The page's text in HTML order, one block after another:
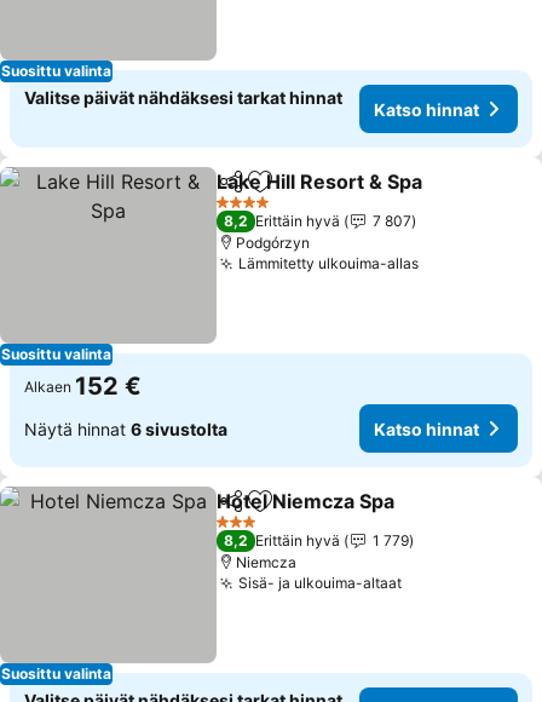
Suosittu valinta
Valitse päivät nähdäksesi tarkat hinnat
Katso hinnat
Suosittu valinta
Jaa Lisää suosikkeihin
Lake Hill Resort & Spa
4 Tähtiluokitus
8,2 Erittäin hyvä
7 807
Podgórzyn
Lämmitetty ulkouima-allasKatso hinnat
Alkaen 152 €
Näytä hinnat 6 sivustolta Katso hinnat
Suosittu valinta
Jaa Lisää suosikkeihin
Hotel Niemcza Spa
3 Tähtiluokitus
8,2 Erittäin hyvä
1 779
Niemcza
Sisä- ja ulkouima-altaatKatso hinnat